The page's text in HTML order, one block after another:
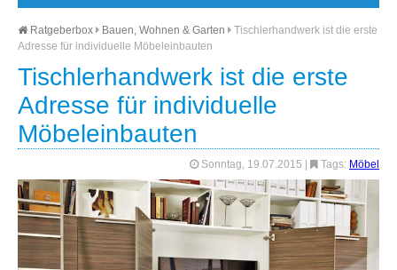
Ratgeberbox Bauen, Wohnen & Garten
Tischlerhandwerk ist die erste
Adresse für individuelle Möbeleinbauten
Tischlerhandwerk ist die erste
Adresse für individuelle
Möbeleinbauten
Sonntag, 19.07.2015 Tags: Möbel